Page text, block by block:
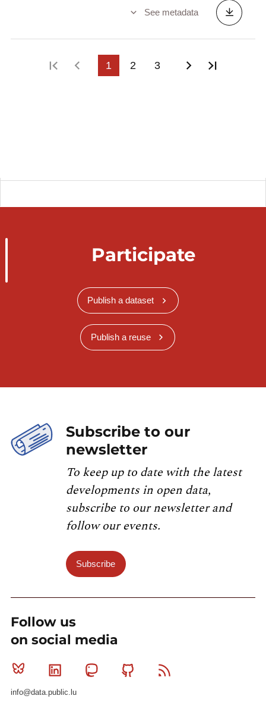
See metadata
First pagePrevious page
1 2 3 Next page
Participate
Publish a dataset
Publish a reuse
Subscribe to our
newsletter
To keep up to date with the latest
developments in open data,
subscribe to our newsletter and
follow our events.
Subscribe
Follow us
on social media
Bluesky Linkedin MastodonGithub
info@data.public.lu